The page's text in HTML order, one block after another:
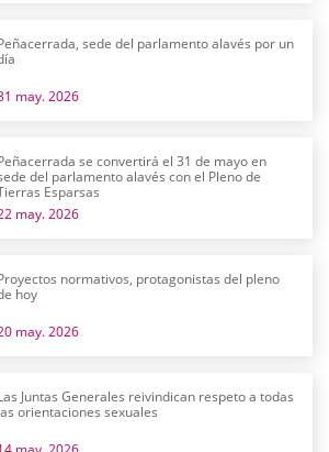
sede del parlamento alavés por un
may. 2026
se convertirá el 31 de mayo en
del parlamento alavés con el Pleno de
Esparsas
may. 2026
normativos, protagonistas del pleno
hoy
may. 2026
Juntas Generales reivindican respeto a todas
orientaciones sexuales